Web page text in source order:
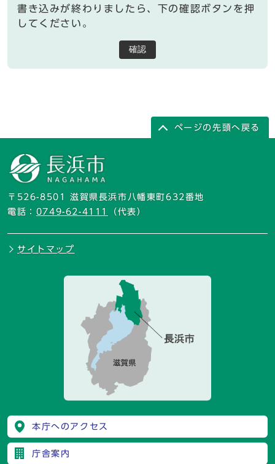
書き込みが終わりましたら、下の確認ボタンを押
してください。
確認
ページの先頭へ戻る
〒526-8501 滋賀県長浜市八幡東町632番地
電話： 0749-62-4111 （代表）
サイトマップ
本庁へのアクセス
庁舎案内